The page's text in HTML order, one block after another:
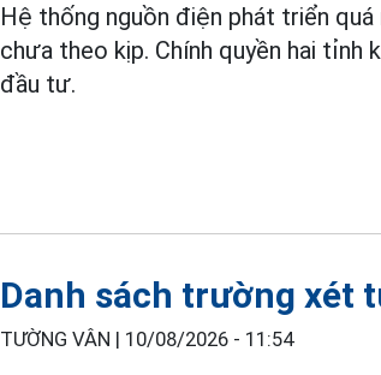
Hệ thống nguồn điện phát triển quá
chưa theo kịp. Chính quyền hai tỉnh
đầu tư.
Danh sách trường xét
TƯỜNG VÂN | 10/08/2026 - 11:54